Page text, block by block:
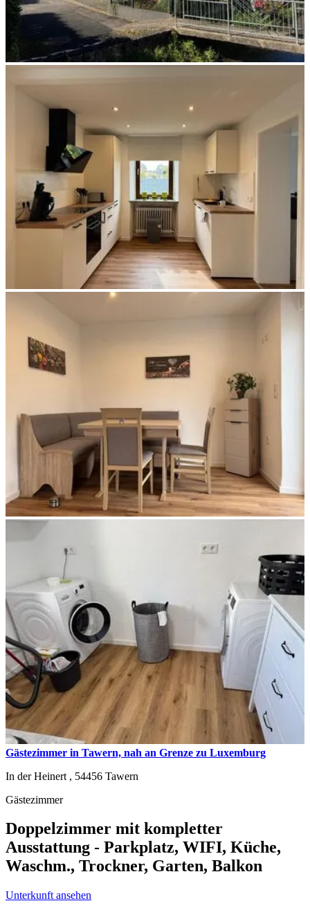
Gästezimmer in Tawern, nah an Grenze zu Luxemburg
In der Heinert , 54456 Tawern
Gästezimmer
Doppelzimmer mit kompletter
Ausstattung - Parkplatz, WIFI, Küche,
Waschm., Trockner, Garten, Balkon
Unterkunft ansehen